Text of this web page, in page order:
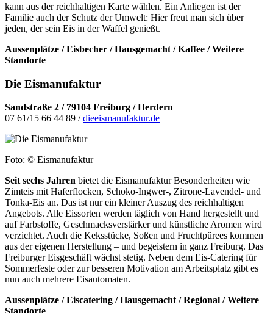
kann aus der reichhaltigen Karte wählen. Ein Anliegen ist der
Familie auch der Schutz der Umwelt: Hier freut man sich über
jeden, der sein Eis in der Waffel genießt.
Aussenplätze / Eisbecher / Hausgemacht / Kaffee / Weitere
Standorte
Die Eismanufaktur
Sandstraße 2 / 79104 Freiburg / Herdern
07 61/15 66 44 89 /dieeismanufaktur.de
Foto: © Eismanufaktur
Seit sechs Jahren bietet die Eismanufaktur Besonderheiten wie
Zimteis mit Haferflocken, Schoko-Ingwer-, Zitrone-Lavendel- und
Tonka-Eis an. Das ist nur ein kleiner Auszug des reichhaltigen
Angebots. Alle Eissorten werden täglich von Hand hergestellt und
auf Farbstoffe, Geschmacksverstärker und künstliche Aromen wird
verzichtet. Auch die Keksstücke, Soßen und Fruchtpürees kommen
aus der eigenen Herstellung – und begeistern in ganz Freiburg. Das
Freiburger Eisgeschäft wächst stetig. Neben dem Eis-Catering für
Sommerfeste oder zur besseren Motivation am Arbeitsplatz gibt es
nun auch mehrere Eisautomaten.
Aussenplätze / Eiscatering / Hausgemacht / Regional / Weitere